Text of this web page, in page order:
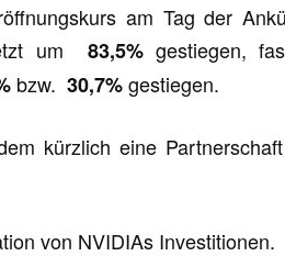
am Tag der
um
83,5%gestiegen,
bzw. 30,7%gestiegen.
kürzlich eine
von NVIDIAs Investitionen.